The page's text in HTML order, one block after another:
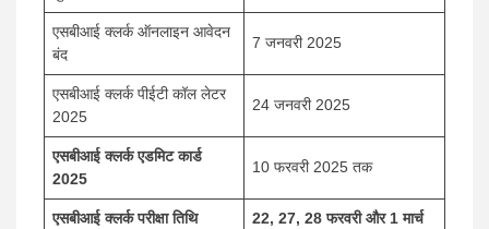
एसबीआई क्लर्क ऑनलाइन आवेदन
बंद
7 जनवरी 2025
एसबीआई क्लर्क पीईटी कॉल लेटर
2025
24 जनवरी 2025
एसबीआई क्लर्क एडमिट कार्ड
2025
10 फरवरी 2025 तक
एसबीआई क्लर्क परीक्षा तिथि
22, 27, 28 फरवरी और 1 मार्च